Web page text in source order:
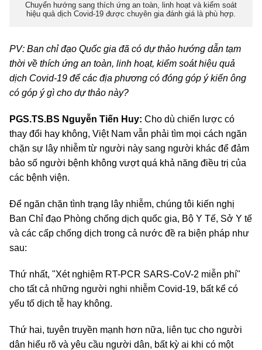
Chuyển hướng sang thích ứng an toàn, linh hoạt và kiểm soát
hiệu quả dịch Covid-19 được chuyên gia đánh giá là phù hợp.
PV: Ban chỉ đạo Quốc gia đã có dự thảo hướng dẫn tạm
thời về thích ứng an toàn, linh hoạt, kiểm soát hiệu quả
dịch Covid-19 để các địa phương có đóng góp ý kiến ông
có góp ý gì cho dự thảo này?
PGS.TS.BS Nguyễn Tiến Huy: Cho dù chiến lược có
thay đổi hay không, Việt Nam vẫn phải tìm mọi cách ngăn
chặn sự lây nhiễm từ người này sang người khác để đảm
bảo số người bệnh không vượt quá khả năng điều trị của
các bệnh viện.
Để ngăn chặn tình trạng lây nhiễm, chúng tôi kiến nghị
Ban Chỉ đạo Phòng chống dịch quốc gia, Bộ Y Tế, Sở Y tế
và các cấp chống dịch trong cả nước đề ra biện pháp như
sau:
Thứ nhất, "Xét nghiệm RT-PCR SARS-CoV-2 miễn phí"
cho tất cả những người nghi nhiễm Covid-19, bất kể có
yếu tố dịch tễ hay không.
Thứ hai, tuyên truyền mạnh hơn nữa, liên tục cho người
dân hiểu rõ và yêu cầu người dân, bất kỳ ai khi có một